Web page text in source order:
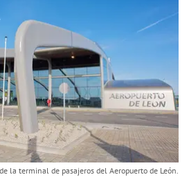
la terminal de pasajeros del Aeropuerto de León.